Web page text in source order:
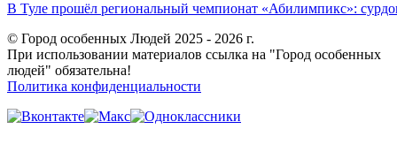
В Туле прошёл региональный чемпионат «Абилимпикс»:
© Город особенных Людей 2025 - 2026 г.
При использовании материалов ссылка на "Город особенных
людей" обязательна!
Политика конфиденциальности